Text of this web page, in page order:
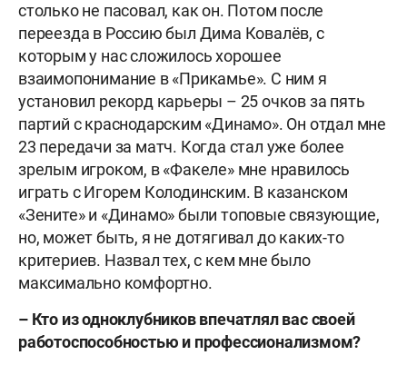
столько не пасовал, как он. Потом после
переезда в Россию был Дима Ковалёв, с
которым у нас сложилось хорошее
взаимопонимание в «Прикамье». С ним я
установил рекорд карьеры – 25 очков за пять
партий с краснодарским «Динамо». Он отдал мне
23 передачи за матч. Когда стал уже более
зрелым игроком, в «Факеле» мне нравилось
играть с Игорем Колодинским. В казанском
«Зените» и «Динамо» были топовые связующие,
но, может быть, я не дотягивал до каких-то
критериев. Назвал тех, с кем мне было
максимально комфортно.
– Кто из одноклубников впечатлял вас своей
работоспособностью и профессионализмом?